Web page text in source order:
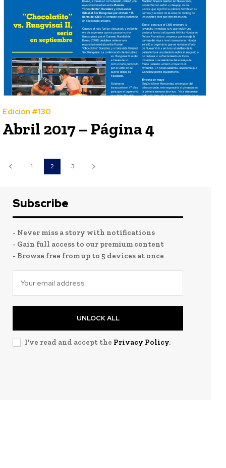
Edición #130
Abril 2017 – Página 4
1 2 3
Subscribe
- Never miss a story with notifications
- Gain full access to our premium content
- Browse free from up to 5 devices at once
UNLOCK ALL
I've read and accept the Privacy Policy.